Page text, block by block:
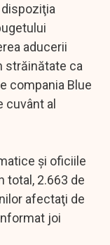
aducerii
străinătate ca
compania Blue
cuvânt al
şi oficiile
total, 2.663 de
afectaţi de
joi